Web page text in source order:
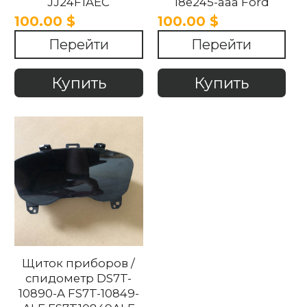
COJJ24F1AEC Ford
Mondeo 2013-2021
100.00 $
Перейти
Купить
Mondeo 2013-2021
100.00 $
Перейти
Купить
Щиток приборов /
спидометр DS7T-
10890-A FS7T-10849-